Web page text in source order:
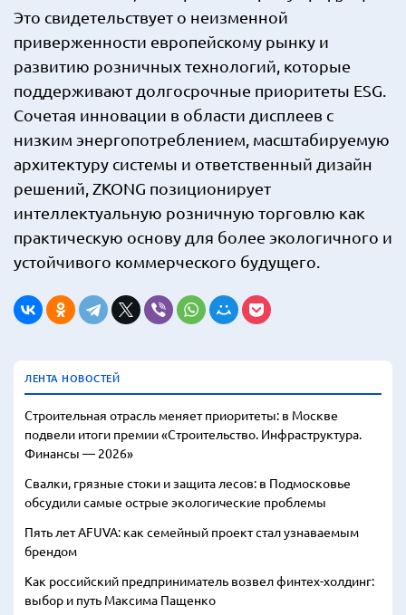
Это свидетельствует о неизменной
приверженности европейскому рынку и
развитию розничных технологий, которые
поддерживают долгосрочные приоритеты ESG.
Сочетая инновации в области дисплеев с
низким энергопотреблением, масштабируемую
архитектуру системы и ответственный дизайн
решений, ZKONG позиционирует
интеллектуальную розничную торговлю как
практическую основу для более экологичного и
устойчивого коммерческого будущего.
ЛЕНТА НОВОСТЕЙ
Строительная отрасль меняет приоритеты: в Москве
подвели итоги премии «Строительство. Инфраструктура.
Финансы — 2026»
Свалки, грязные стоки и защита лесов: в Подмосковье
обсудили самые острые экологические проблемы
Пять лет AFUVA: как семейный проект стал узнаваемым
брендом
Как российский предприниматель возвел финтех-холдинг:
выбор и путь Максима Пащенко